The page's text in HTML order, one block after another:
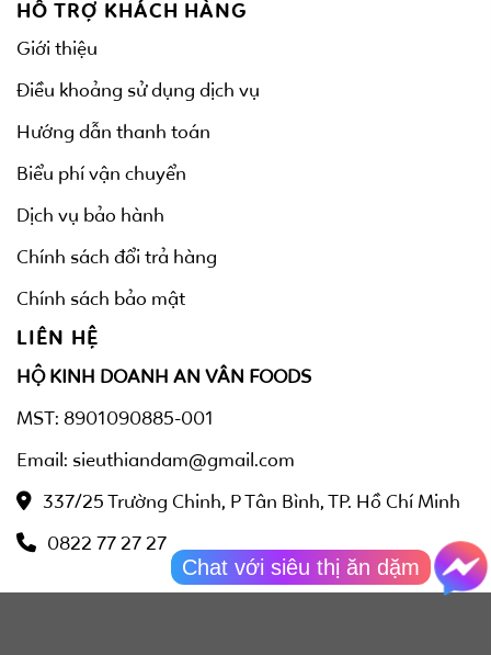
HỖ TRỢ KHÁCH HÀNG
Giới thiệu
Điều khoảng sử dụng dịch vụ
Hướng dẫn thanh toán
Biểu phí vận chuyển
Dịch vụ bảo hành
Chính sách đổi trả hàng
Chính sách bảo mật
LIÊN HỆ
HỘ KINH DOANH AN VÂN FOODS
MST: 8901090885-001
Email: sieuthiandam@gmail.com
337/25 Trường Chinh, P Tân Bình, TP. Hồ Chí Minh
0822 77 27 27
Chat với siêu thị ăn dặm